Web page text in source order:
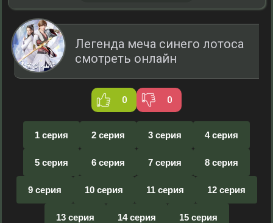
Легенда меча синего лотоса
смотреть онлайн
0 0
1 серия 2 серия 3 серия 4 серия
5 серия 6 серия 7 серия 8 серия
9 серия 10 серия 11 серия 12 серия
13 серия 14 серия 15 серия